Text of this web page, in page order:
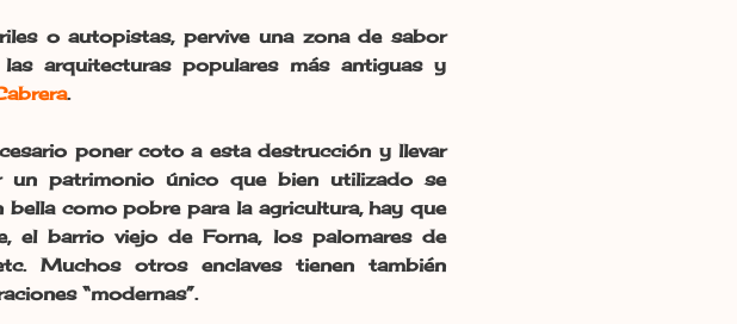
o autopistas, pervive una zona de sabor
arquitecturas populares más antiguas y
.
poner coto a esta destrucción y llevar
un patrimonio único que bien utilizado se
como pobre para la agricultura, hay que
el barrio viejo de Forna, los palomares de
Muchos otros enclaves tienen también
“modernas”.